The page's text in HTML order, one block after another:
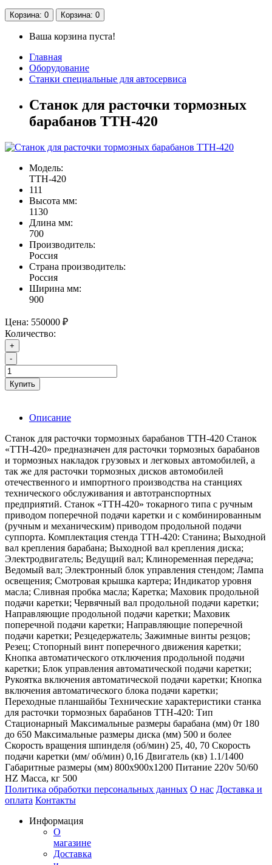
Корзина: 0 Корзина: 0
Ваша корзина пуста!
Главная
Оборудование
Станки специальные для автосервиса
Станок для расточки тормозных
барабанов ТТН-420
Модель:
ТТН-420
111
Высота мм:
1130
Длина мм:
700
Производитель:
Россия
Страна производитель:
Россия
Ширина мм:
900
Цена: 550000 ₽
Количество:
+
-
Купить
Описание
Станок для расточки тормозных барабанов ТТН-420 Станок
«ТТН-420» предназначен для расточки тормозных барабанов
и тормозных накладок грузовых и легковых автомобилей, а
так же для расточки тормозных дисков автомобилей
отечественного и импортного производства на станциях
технического обслуживания и автотранспортных
предприятий. Станок «ТТН-420» токарного типа с ручным
приводом поперечной подачи каретки и с комбинированным
(ручным и механическим) приводом продольной подачи
суппорта. Комплектация стенда ТТН-420: Станина; Выходной
вал крепления барабана; Выходной вал крепления диска;
Электродвигатель; Ведущий вал; Клиноременная передача;
Ведомый вал; Электронный блок управления стендом; Лампа
освещения; Смотровая крышка картера; Индикатор уровня
масла; Сливная пробка масла; Каретка; Маховик продольной
подачи каретки; Червячный вал продольной подачи каретки;
Направляющие продольной подачи каретки; Маховик
поперечной подачи каретки; Направляющие поперечной
подачи каретки; Резцедержатель; Зажимные винты резцов;
Резец; Стопорный винт поперечного движения каретки;
Кнопка автоматического отключения продольной подачи
каретки; Блок управления автоматической подачи каретки;
Рукоятка включения автоматической подачи каретки; Кнопка
включения автоматического блока подачи каретки;
Переходные планшайбы Технические характеристики станка
для расточки тормозных барабанов ТТН-420: Тип
Стационарный Максимальные размеры барабана (мм) 0т 180
до 650 Максимальные размеры диска (мм) 500 и более
Скорость вращения шпинделя (об/мин) 25, 40, 70 Скорость
подачи каретки (мм/ об/мин) 0,16 Двигатель (кв) 1.1/1400
Габаритные размеры (мм) 800x900x1200 Питание 220v 50/60
HZ Масса, кг 500
Политика обработки персональных данных О нас Доставка и
оплата Контакты
Информация
О
магазине
Доставка